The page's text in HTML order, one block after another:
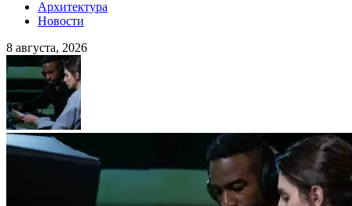
Архитектура
Новости
8 августа, 2026